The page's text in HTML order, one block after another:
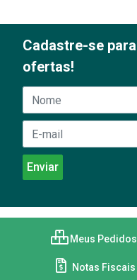
Cadastre-se
ofertas!
Meus Pedidos
Notas Fiscais